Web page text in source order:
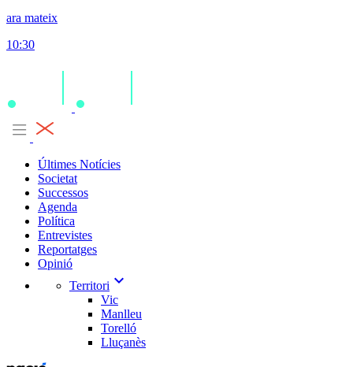
ara mateix
10:30
Últimes Notícies
Societat
Successos
Agenda
Política
Entrevistes
Reportatges
Opinió
Territori expand_more
Vic
Manlleu
Torelló
Lluçanès